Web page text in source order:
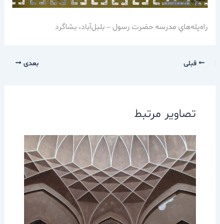
راه‌پله‌هاي مدرسه حضرت رسول – بلبل‌آباد، بشاگرد
قبلی بعدی
تصاویر مرتبط